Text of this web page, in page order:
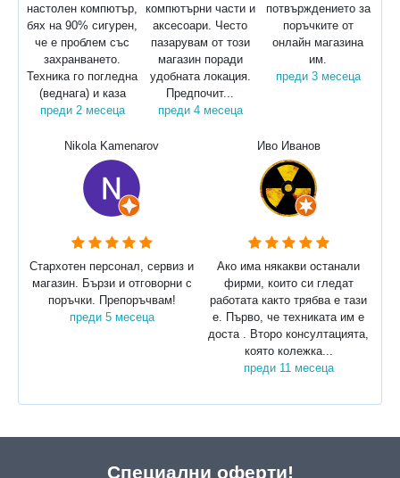
настолен компютър,
бях на 90% сигурен,
че е проблем със
захранването.
Техника го погледна
(веднага) и каза
преди 2 месеца
компютърни части и
аксесоари. Често
пазарувам от този
магазин поради
удобната локация.
Предпочит...
преди 4 месеца
потвърждението за
поръчките от
онлайн магазина
им.
преди 3 месеца
Nikola Kamenarov
Стархотен персонал, сервиз и
магазин. Бързи и отговорни с
поръчки. Препоръчвам!
преди 5 месеца
Иво Иванов
Ако има някакви останали
фирми, които си гледат
работата както трябва е тази
е. Първо, че техниката им е
доста . Второ консултацията,
която колежка...
преди 11 месеца
Специални оферти!